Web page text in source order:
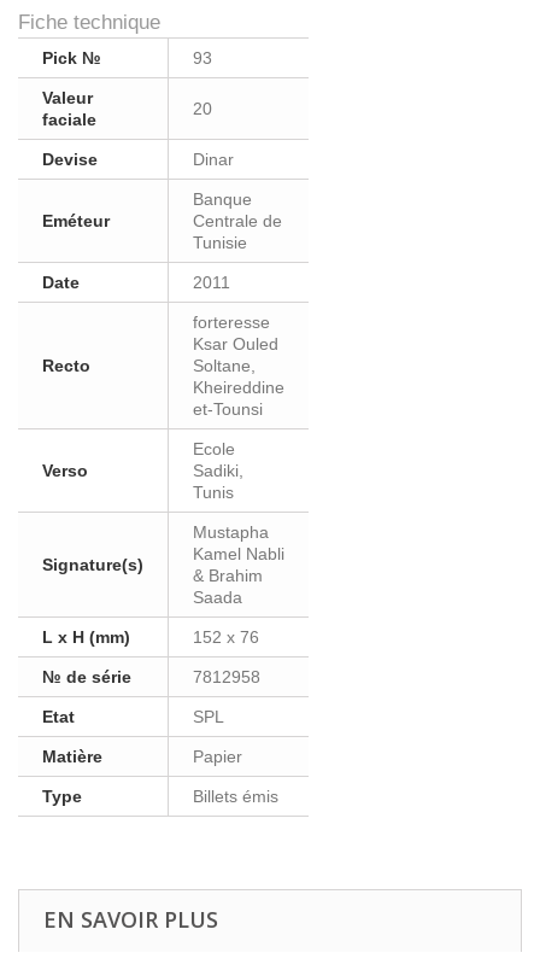
Fiche technique
Pick № 93
Valeur
faciale
20
Devise Dinar
Eméteur
Banque
Centrale de
Tunisie
Date 2011
Recto
forteresse
Ksar Ouled
Soltane,
Kheireddine
et-Tounsi
Verso
Ecole
Sadiki,
Tunis
Signature(s)
Mustapha
Kamel Nabli
& Brahim
Saada
L x H (mm) 152 x 76
№ de série 7812958
Etat SPL
Matière Papier
Type Billets émis
EN SAVOIR PLUS